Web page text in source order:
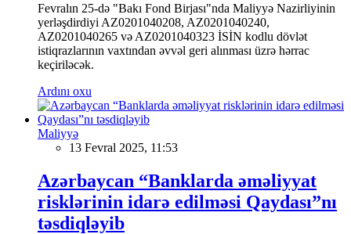
Fevralın 25-də "Bakı Fond Birjası"nda Maliyyə Nazirliyinin
yerləşdirdiyi AZ0201040208, AZ0201040240,
AZ0201040265 və AZ0201040323 İSİN kodlu dövlət
istiqrazlarının vaxtından əvvəl geri alınması üzrə hərrac
keçiriləcək.
Ardını oxu
Maliyyə
13 Fevral 2025, 11:53
Azərbaycan “Banklarda əməliyyat
risklərinin idarə edilməsi Qaydası”nı
təsdiqləyib